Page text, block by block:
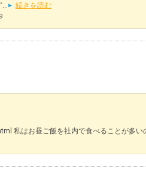
...
続きを読む
私はお昼ご飯を社内で食べることが多い